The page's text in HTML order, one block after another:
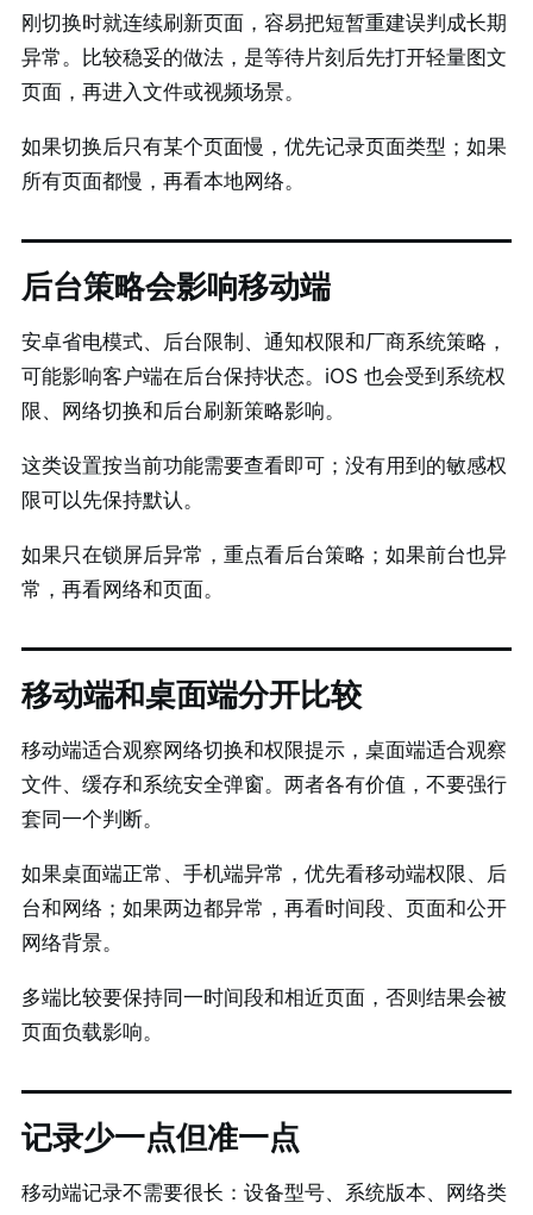
刚切换时就连续刷新页面，容易把短暂重建误判成长期
异常。比较稳妥的做法，是等待片刻后先打开轻量图文
页面，再进入文件或视频场景。
如果切换后只有某个页面慢，优先记录页面类型；如果
所有页面都慢，再看本地网络。
后台策略会影响移动端
安卓省电模式、后台限制、通知权限和厂商系统策略，
可能影响客户端在后台保持状态。iOS 也会受到系统权
限、网络切换和后台刷新策略影响。
这类设置按当前功能需要查看即可；没有用到的敏感权
限可以先保持默认。
如果只在锁屏后异常，重点看后台策略；如果前台也异
常，再看网络和页面。
移动端和桌面端分开比较
移动端适合观察网络切换和权限提示，桌面端适合观察
文件、缓存和系统安全弹窗。两者各有价值，不要强行
套同一个判断。
如果桌面端正常、手机端异常，优先看移动端权限、后
台和网络；如果两边都异常，再看时间段、页面和公开
网络背景。
多端比较要保持同一时间段和相近页面，否则结果会被
页面负载影响。
记录少一点但准一点
移动端记录不需要很长：设备型号、系统版本、网络类